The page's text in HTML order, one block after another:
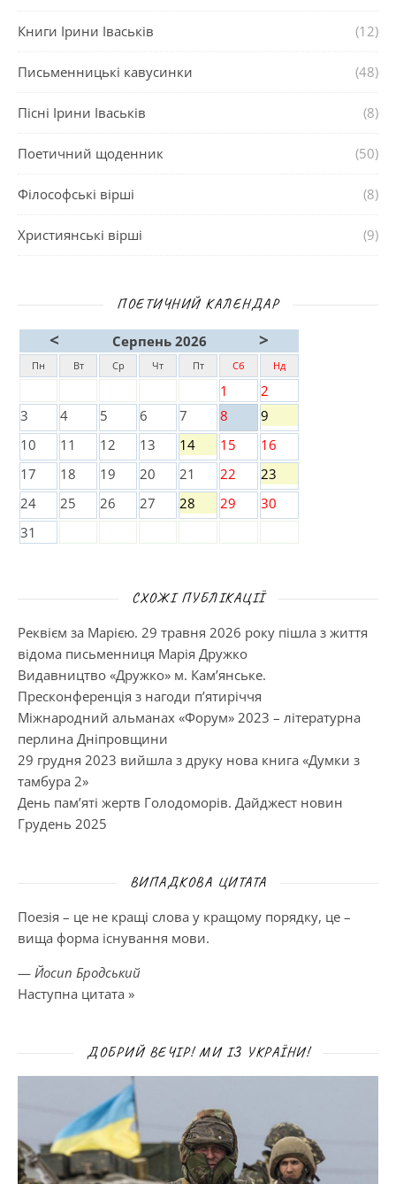
Книги Ірини Іваськів (12)
Письменницькі кавусинки (48)
Пісні Ірини Іваськів (8)
Поетичний щоденник (50)
Філософські вірші (8)
Християнські вірші (9)
ПОЕТИЧНИЙ КАЛЕНДАР
< Серпень 2026 >
Пн Вт Ср Чт Пт Сб Нд
1
2
3
4 5 6 7 8
9
10
11 12 13 14 15
16
17
18 19 20 21 22
23
24
25 26 27 28 29
30
31
СХОЖІ ПУБЛІКАЦІЇ
Реквієм за Марією. 29 травня 2026 року пішла з життя
відома письменниця Марія Дружко
Видавництво «Дружко» м. Кам’янське.
Пресконференція з нагоди п’ятиріччя
Міжнародний альманах «Форум» 2023 – літературна
перлина Дніпровщини
29 грудня 2023 вийшла з друку нова книга «Думки з
тамбура 2»
День пам’яті жертв Голодоморів. Дайджест новин
Грудень 2025
ВИПАДКОВА ЦИТАТА
Поезія – це не кращі слова у кращому порядку, це –
вища форма існування мови.
— Йосип Бродський
Наступна цитата »
ДОБРИЙ ВЕЧІР! МИ ІЗ УКРАЇНИ!